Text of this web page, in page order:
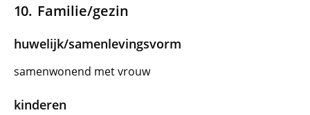
Familie/gezin
huwelijk/samenlevingsvorm
samenwonend met vrouw
kinderen